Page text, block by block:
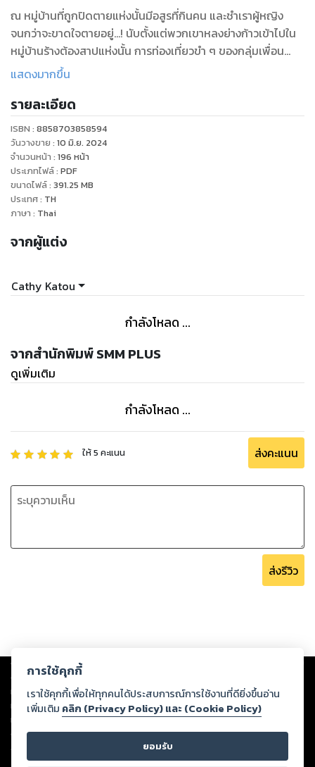
ณ หมู่บ้านที่ถูกปิดตายแห่งนั้นมีอสูรที่กินคน และชำเราผู้หญิง
จนกว่าจะขาดใจตายอยู่...! นับตั้งแต่พวกเขาหลงย่างก้าวเข้าไปใน
หมู่บ้านร้างต้องสาปแห่งนั้น การท่องเที่ยวขำ ๆ ของกลุ่มเพื่อน
แสดงมากขึ้น
รายละเอียด
ISBN : 8858703858594
วันวางขาย : 10 มิ.ย. 2024
จำนวนหน้า : 196 หน้า
ประเภทไฟล์: PDF
ขนาดไฟล์: 391.25 MB
ประเทศ: TH
ภาษา : Thai
จากผู้แต่ง
Cathy Katou
กำลังโหลด ...
จากสำนักพิมพ์ SMM PLUS
ดูเพิ่มเติม
กำลังโหลด ...
ให้5 คะแนน ส่งคะแนน
ส่งรีวิว
Copyright © 2026
ต่อผลงานหรือเนื้อหาใดที่อัปโหลดผ่านเว็บไซต์และปรากฏว่าละเมิดสิทธิใน
ทรัพย์สินทางปัญญาของบุคคลอื่นหรือขัดต่อกฎหมายและศีลธรรม ดังนั้น ผู้อ่าน
ทุกท่านโปรดใช้วิจารณญาณในการกลั่นกรองด้วยตนเอง และหากท่านพบว่าส่วน
หนึ่งส่วนใดขัดต่อกฎหมายและศีลธรรม กรุณาแจ้งมายังบริษัท เพื่อทีมงานจะได้
ดำเนินการในทันที ทั้งนี้ ทางสตอรี่ล็อกขอสงวนลิขสิทธิ์ตามพระราชบัญญัติ
ลิขสิทธิ์ พ.ศ. 2537 (ฉบับล่าสุด)
การใช้คุกกี้
เราใช้คุกกี้เพื่อให้ทุกคนได้ประสบการณ์การใช้งานที่ดียิ่งขึ้นอ่าน
เพิ่มเติม คลิก (Privacy Policy) และ (Cookie Policy)
ยอมรับ